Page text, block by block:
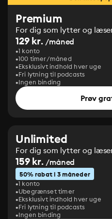
Premium
For dig som lytter og
129 kr. /måned
1 konto
100 timer/måned
Eksklusivt indhold hver uge
Fri lytning til podcasts
Ingen binding
Prøv
Unlimited
For dig som lytter og
159 kr. /måned
50% rabat i 3 måneder
1 konto
Ubegrænset timer
Eksklusivt indhold hver uge
Fri lytning til podcasts
Ingen binding